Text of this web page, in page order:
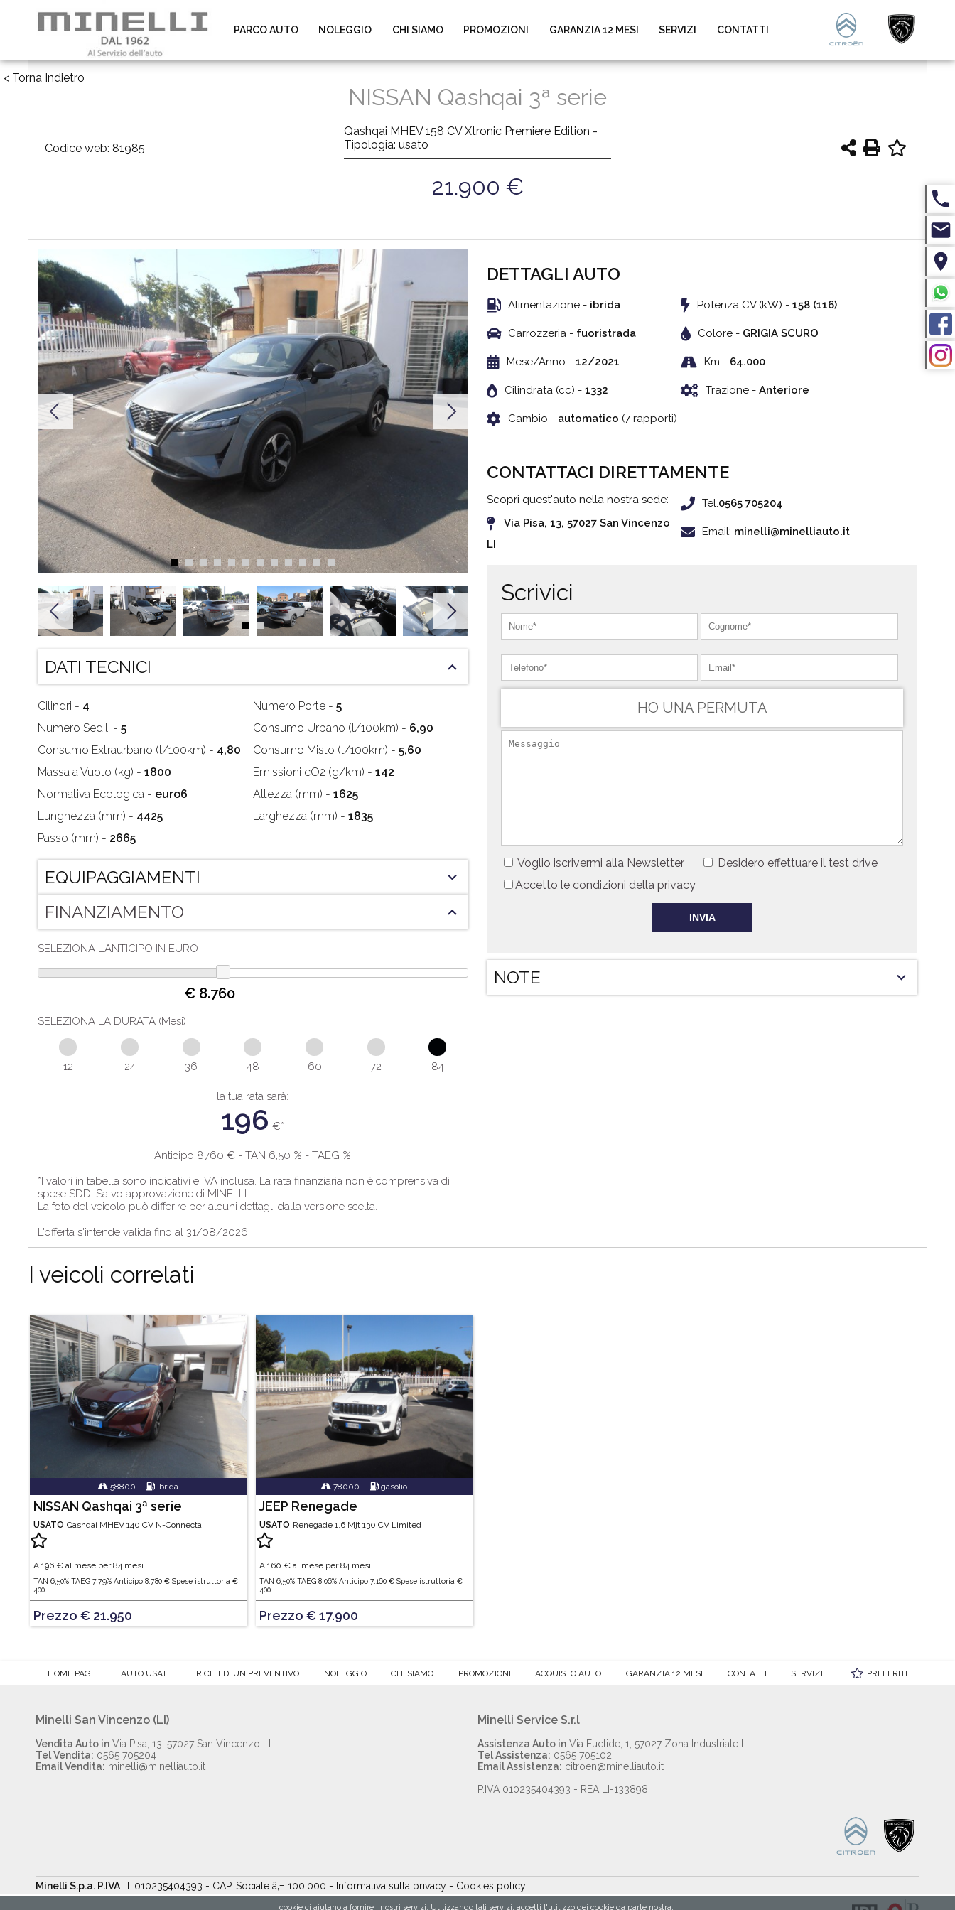
PARCO AUTO NOLEGGIO CHI SIAMO PROMOZIONI GARANZIA 12 MESI SERVIZI CONTATTI
I cookie ci aiutano a fornire i nostri servizi. Utilizzando tali servizi, accetti l'utilizzo dei cookie da parte nostra.
< Torna Indietro
Codice web: 81985
NISSAN Qashqai 3ª serie
Qashqai MHEV 158 CV Xtronic Premiere Edition -
Tipologia: usato
21.900 €
DATI TECNICI
Cilindri - 4 Numero Porte - 5
Numero Sedili - 5 Consumo Urbano (l/100km) - 6,90
Consumo Extraurbano (l/100km) - 4,80 Consumo Misto (l/100km) - 5,60
Massa a Vuoto (kg) - 1800 Emissioni cO2 (g/km) - 142
Normativa Ecologica - euro6 Altezza (mm) - 1625
Lunghezza (mm) - 4425 Larghezza (mm) - 1835
Passo (mm) - 2665
EQUIPAGGIAMENTI
FINANZIAMENTO
SELEZIONA L'ANTICIPO IN EURO
€ 8.760
SELEZIONA LA DURATA (Mesi)
12 24 36 48 60 72 84
la tua rata sarà:
196 €*
Anticipo 8760 € - TAN 6,50 % - TAEG %
*I valori in tabella sono indicativi e IVA inclusa. La rata finanziaria non è comprensiva di
spese SDD. Salvo approvazione di MINELLI
La foto del veicolo può differire per alcuni dettagli dalla versione scelta.
L'offerta s'intende valida fino al 31/08/2026
DETTAGLI AUTO
Alimentazione - ibrida
Carrozzeria - fuoristrada
Mese/Anno - 12/2021
Cilindrata (cc) - 1332
Cambio - automatico (7 rapporti)
Potenza CV (kW) - 158 (116)
Colore - GRIGIA SCURO
Km - 64.000
Trazione - Anteriore
CONTATTACI DIRETTAMENTE
Scopri quest'auto nella nostra sede:
Via Pisa, 13, 57027 San Vincenzo
LI
Tel.0565 705204
Email: minelli@minelliauto.it
Scrivici
HO UNA PERMUTA
Voglio iscrivermi alla Newsletter
Desidero effettuare il test drive
Accetto le condizioni della privacy
NOTE
I veicoli correlati
58800 ibrida
NISSAN Qashqai 3ª serie
USATO Qashqai MHEV 140 CV N-Connecta
A 196 € al mese per 84 mesi
TAN 6,50% TAEG 7.79% Anticipo 8.780 € Spese istruttoria €
400
Prezzo € 21.950
78000 gasolio
JEEP Renegade
USATO Renegade 1.6 Mjt 130 CV Limited
A160 € al mese per 84 mesi
TAN 6,50% TAEG 8.06% Anticipo 7.160 € Spese istruttoria €
400
Prezzo € 17.900
HOME PAGE AUTO USATE RICHIEDI UN PREVENTIVO NOLEGGIO CHI SIAMO PROMOZIONI ACQUISTO AUTO GARANZIA 12 MESI CONTATTI SERVIZI PREFERITI
Minelli San Vincenzo (LI)
Vendita Auto in Via Pisa, 13, 57027 San Vincenzo LI
Tel Vendita: 0565 705204
Email Vendita: minelli@minelliauto.it
Minelli Service S.r.l
Assistenza Auto in Via Euclide, 1, 57027 Zona Industriale LI
Tel Assistenza: 0565 705102
Email Assistenza: citroen@minelliauto.it
P.IVA 010235404393 - REA LI-133898
Minelli S.p.a. P.IVAIT 010235404393 - CAP. Sociale â‚¬ 100.000 - Informativa sulla privacy - Cookies policy